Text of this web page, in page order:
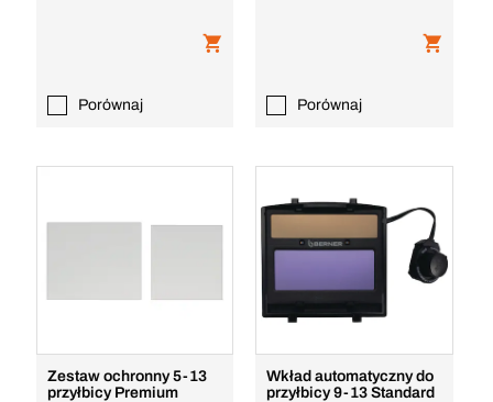
Porównaj Porównaj
Zestaw ochronny 5-13
przyłbicy Premium
Wkład automatyczny do
przyłbicy 9-13 Standard